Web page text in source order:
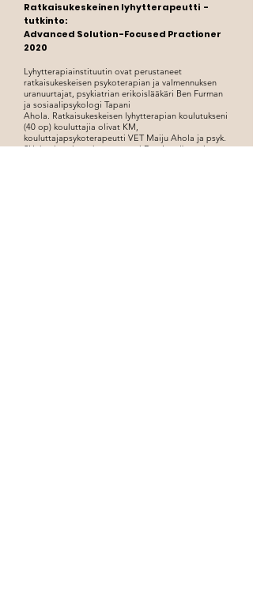
Ratkaisukeskeinen lyhytterapeutti -
tutkinto:
Advanced Solution-Focused Practioner
2020
Lyhytterapiainstituutin ovat perustaneet
ratkaisukeskeisen psykoterapian ja valmennuksen
uranuurtajat, psykiatrian erikoislääkäri Ben Furman
ja sosiaalipsykologi Tapani
Ahola. Ratkaisukeskeisen lyhytterapian koulutukseni
(40 op) kouluttajia olivat KM,
kouluttajapsykoterapeutti VET Maiju Ahola ja psyk.
SH, kouluttajapsykoterapeutti Dan Lundberg ja se